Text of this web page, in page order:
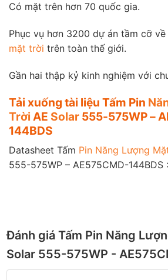
Có mặt trên hơn 70 quốc gia.
Phục vụ hơn 3200 dự án tầm cỡ
mặt trời trên toàn thế giới.
Gần hai thập kỷ kinh nghiệm với
Tải xuống tài liệu Tấm Pin
Trời AE Solar 555-575WP –
144BDS
Datasheet Tấm Pin Năng Lượng
555-575WP – AE575CMD-144BDS :
Đánh giá Tấm Pin Năng
Solar 555-575WP -